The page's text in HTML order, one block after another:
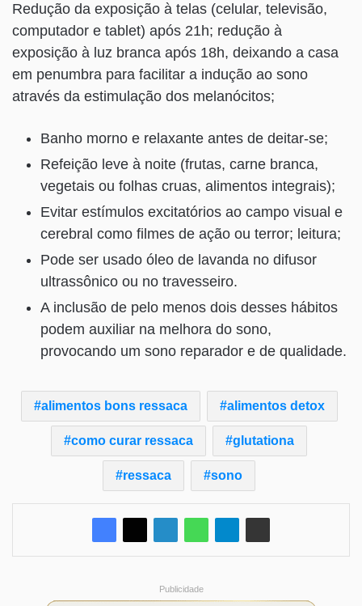
Redução da exposição à telas (celular, televisão,
computador e tablet) após 21h; redução à
exposição à luz branca após 18h, deixando a casa
em penumbra para facilitar a indução ao sono
através da estimulação dos melanócitos;
Banho morno e relaxante antes de deitar-se;
Refeição leve à noite (frutas, carne branca,
vegetais ou folhas cruas, alimentos integrais);
Evitar estímulos excitatórios ao campo visual e
cerebral como filmes de ação ou terror; leitura;
Pode ser usado óleo de lavanda no difusor
ultrassônico ou no travesseiro.
A inclusão de pelo menos dois desses hábitos
podem auxiliar na melhora do sono,
provocando um sono reparador e de qualidade.
alimentos bons ressaca alimentos detox
como curar ressaca glutationa
ressaca sono
Publicidade